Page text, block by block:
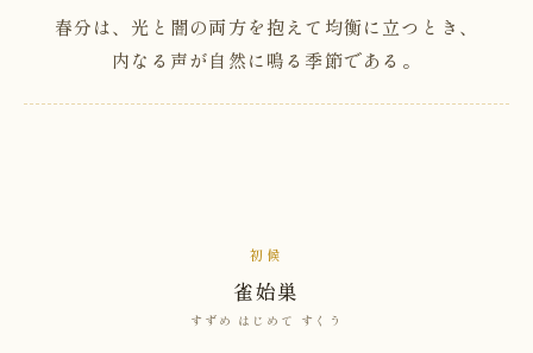
春分は、光と闇の両方を抱えて均衡に立つとき、
内なる声が自然に鳴る季節である。
初候
雀始巣
すずめ はじめて すくう